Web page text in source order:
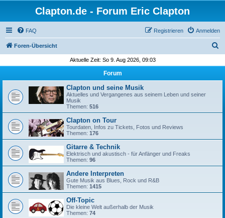
Clapton.de - Forum Eric Clapton
FAQ Anmelden
Registrieren
Foren-Übersicht
h
Aktuelle Zeit: So 9. Aug 2026, 09:03
Forum
Clapton und seine Musik
Aktuelles und Vergangenes aus seinem Leben und seiner
Musik
Themen: 516
Clapton on Tour
Tourdaten, Infos zu Tickets, Fotos und Reviews
Themen: 176
Gitarre & Technik
Elektrisch und akustisch - für Anfänger und Freaks
Themen: 96
Andere Interpreten
Gute Musik aus Blues, Rock und R&B
Themen: 1415
Off-Topic
Die kleine Welt außerhalb der Musik
Themen: 74